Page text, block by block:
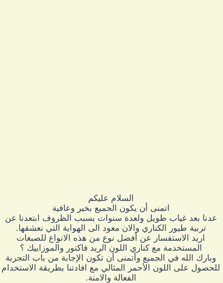
السلام عليكم
اتمنى أن يكون الجميع بخير وعافية
عدنا بعد غياب طويل ولعدة سنوات بسبب الظروف ابتعدنا عن
تربية طيور الكناري والان معود الى الهواية التي نعشقها.
اريد الاستفسار عن أفضل نوع من هذه الانواع للصبغات
المستخدمة مع كناري اللون الريد فاكتور والموزاييك ؟
وبارك الله في الجميع وأتمنى أن تكون الإجابة من باب التجربة
للحصول على اللون الأحمر المثالي مع افادتنا بطريقة الاستخدام
الفعالة والامنة.